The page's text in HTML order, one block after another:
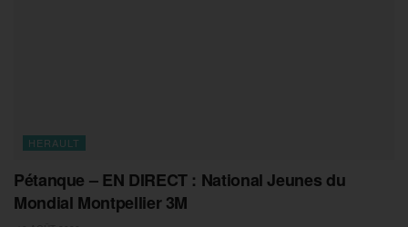
HERAULT
Pétanque – EN DIRECT : National Jeunes du
Mondial Montpellier 3M